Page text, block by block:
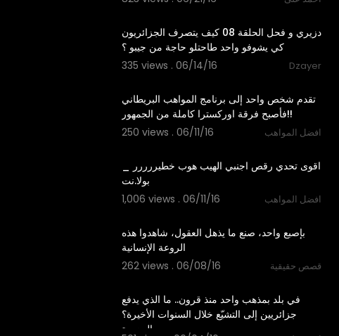
دزيري و فحل الحلقة 08 كيف يتصرف الجزائريون
كي يشوفو واحد طاحتلو حاجة من جيبو ؟
335 views . 06/14/16
Dzayer
تقدم شخص واحد إلى برنامج المواهب البريطاني
فأصبح فرقة اوركسترا كاملة من الجمهور!!
250 views . 06/11/16
افضل المواهب
اقوى تحدي رقص اجنبي الهيب هوب خطيررررر _
بولا.نت
1,006 views . 06/11/16
افضل المواهب
بإصبع واحد، صنع ما يذهل العقول، شاهدوا هذه
الروعة الإنسانية
262 views . 06/08/16
قصص حقيقية
في بلد بمذهب واحد منذ قرون.. ما الذي يدفع
جزائريين إلى التشيّع خلال السنوات الأخيرة؟
الجزيرة